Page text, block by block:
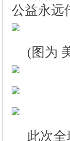
(图为
此次